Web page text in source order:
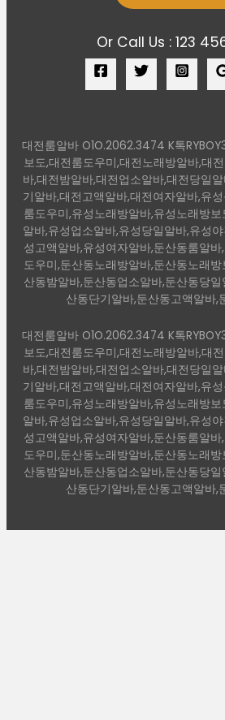
Or Call Us : 123
대전룸알바 O1O.2062.3474 K톡
보도,대전룸도우미,대전노래방알바,대
바,대전밤알바,대전업소알바,대전당일
기알바,대전고액알바,대전여자알바,유
룸도우미,유성노래방알바,유성노래방
알바,유성업소알바,유성당일알바,유성
성고액알바,유성여자알바,둔산동룸알
도우미,둔산동노래방알바,둔산동노래
산동밤알바,둔산동업소알바,둔산동당
산동단기알바,둔산동고액알바,
대전룸알바 O1O.2062.3474 K톡
보도,대전룸도우미,대전노래방알바,대
바,대전밤알바,대전업소알바,대전당일
기알바,대전고액알바,대전여자알바,유
룸도우미,유성노래방알바,유성노래방
알바,유성업소알바,유성당일알바,유성
성고액알바,유성여자알바,둔산동룸알
도우미,둔산동노래방알바,둔산동노래
산동밤알바,둔산동업소알바,둔산동당
산동단기알바,둔산동고액알바,